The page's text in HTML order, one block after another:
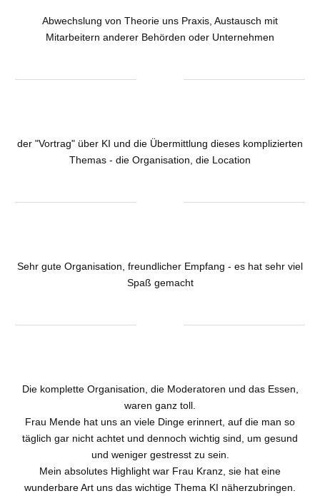
Abwechslung von Theorie uns Praxis, Austausch mit
Mitarbeitern anderer Behörden oder Unternehmen
der "Vortrag" über KI und die Übermittlung dieses komplizierten
Themas - die Organisation, die Location
Sehr gute Organisation, freundlicher Empfang - es hat sehr viel
Spaß gemacht
Die komplette Organisation, die Moderatoren und das Essen,
waren ganz toll.
Frau Mende hat uns an viele Dinge erinnert, auf die man so
täglich gar nicht achtet und dennoch wichtig sind, um gesund
und weniger gestresst zu sein.
Mein absolutes Highlight war Frau Kranz, sie hat eine
wunderbare Art uns das wichtige Thema KI näherzubringen.